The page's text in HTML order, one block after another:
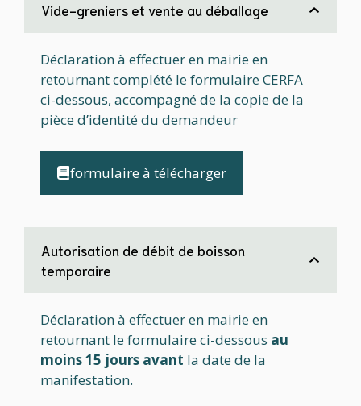
Vide-greniers et vente au déballage
Déclaration à effectuer en mairie en
retournant complété le formulaire CERFA
ci-dessous, accompagné de la copie de la
pièce d’identité du demandeur
formulaire à télécharger
Autorisation de débit de boisson
temporaire
Déclaration à effectuer en mairie en
retournant le formulaire ci-dessous au
moins 15 jours avant la date de la
manifestation.